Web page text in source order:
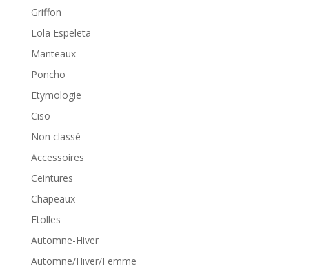
Griffon
Lola Espeleta
Manteaux
Poncho
Etymologie
Ciso
Non classé
Accessoires
Ceintures
Chapeaux
Etolles
Automne-Hiver
Automne/Hiver/Femme